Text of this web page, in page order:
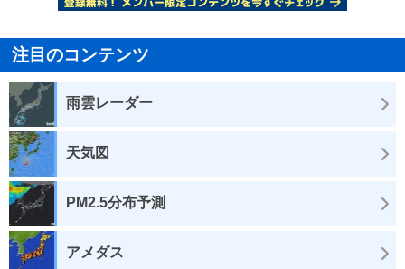
注目のコンテンツ
雨雲レーダー
天気図
PM2.5分布予測
アメダス